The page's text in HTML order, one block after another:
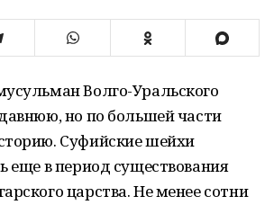
Волго-Уральского
но по большей части
Суфийские шейхи
еще в период существования
царства. Не менее сотни